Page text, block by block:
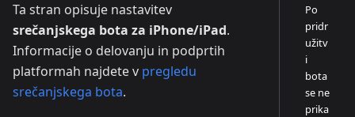
Ta stran opisuje nastavitev
srečanjskega bota za iPhone/iPad.
Informacije o delovanju in podprtih
platformah najdete v pregledu
srečanjskega bota.
Po
pridr
užitv
i
bota
se ne
prika